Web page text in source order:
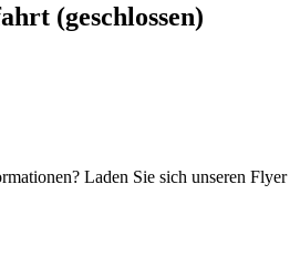
(geschlossen)
Laden Sie sich unseren Flyer